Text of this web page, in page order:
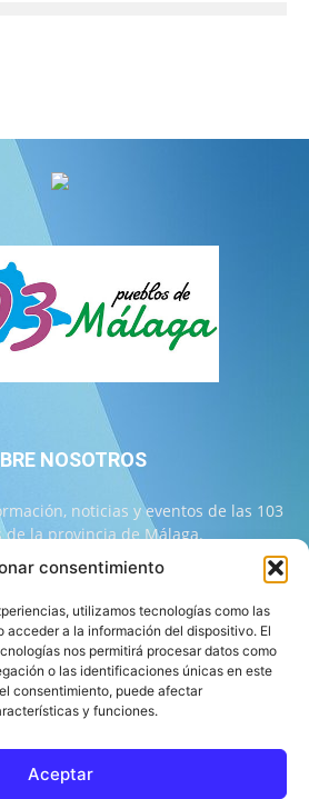
consentimiento
utilizamos tecnologías como las
acceder a la información del dispositivo. El
nos permitirá procesar datos como
o las identificaciones únicas en este
consentimiento, puede afectar
y funciones.
Aceptar
NOSOTROS
noticias y eventos de las 103
de la provincia de Málaga.
info@103malaga.com
SÍGUENOS